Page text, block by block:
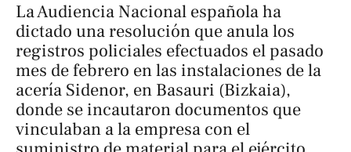
La Audiencia Nacional española ha
dictado una resolución que anula los
registros policiales efectuados el pasado
mes de febrero en las instalaciones de la
acería Sidenor, en Basauri (Bizkaia),
donde se incautaron documentos que
vinculaban a la empresa con el